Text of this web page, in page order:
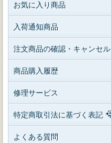
お気に入り商品
入荷通知商品
注文商品の確認・キャンセル
商品購入履歴
修理サービス
特定商取引法に基づく表記
よくある質問